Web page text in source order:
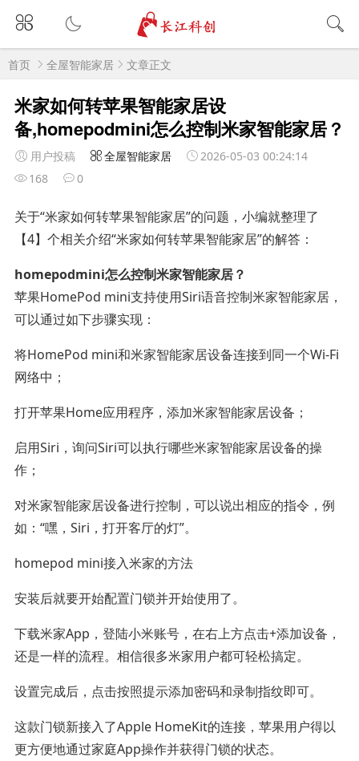
首页 全屋智能家居 文章正文
米家如何转苹果智能家居设
备,homepodmini怎么控制米家智能家居？
用户投稿 全屋智能家居
2026-05-03 00:24:14
168
0
关于“米家如何转苹果智能家居”的问题，小编就整理了
【4】个相关介绍“米家如何转苹果智能家居”的解答：
homepodmini怎么控制米家智能家居？
苹果HomePod mini支持使用Siri语音控制米家智能家居，
可以通过如下步骤实现：
将HomePod mini和米家智能家居设备连接到同一个Wi-Fi
网络中；
打开苹果Home应用程序，添加米家智能家居设备；
启用Siri，询问Siri可以执行哪些米家智能家居设备的操
作；
对米家智能家居设备进行控制，可以说出相应的指令，例
如：“嘿，Siri，打开客厅的灯”。
homepod mini接入米家的方法
安装后就要开始配置门锁并开始使用了。
下载米家App，登陆小米账号，在右上方点击+添加设备，
还是一样的流程。相信很多米家用户都可轻松搞定。
设置完成后，点击按照提示添加密码和录制指纹即可。
这款门锁新接入了Apple HomeKit的连接，苹果用户得以
更方便地通过家庭App操作并获得门锁的状态。